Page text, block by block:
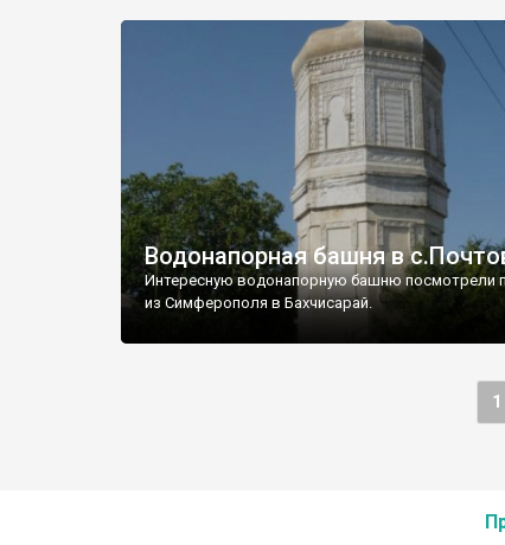
Водонапорная башня в
Интересную водонапорную башню посмотрели
из Симферополя в Бахчисарай.
1